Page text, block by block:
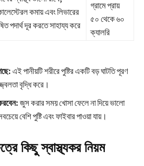
কমায় এবং লিভারের
পদার্থ দূর করতে সাহায্য করে
গ্রামে প্রায়
৫০ থেকে ৬০
ক্যালরি
এই পানীয়টি শরীরে পুষ্টির একটি বড় ঘাটতি পূরণ
বৃদ্ধি করে।
জুস করার সময় খোসা ফেলে না দিয়ে ভালো
বেশি পুষ্টি এবং ফাইবার পাওয়া যায়।
কিছু স্বাস্থ্যকর নিয়ম